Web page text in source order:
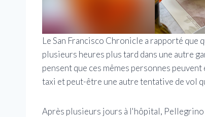
Le San Francisco Chronicle a rapporté que
plusieurs heures plus tard dans une autre
pensent que ces mêmes personnes
taxi et peut-être une autre tentative de vol
Après plusieurs jours à l'hôpital,